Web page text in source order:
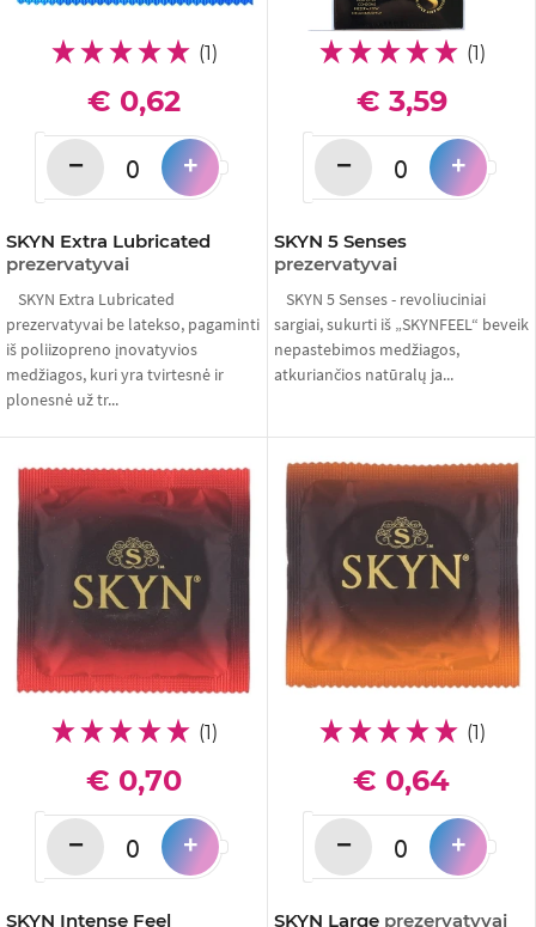
(1)
SKYN Extra Lubricated
prezervatyvai
€ 0,62
− +
SKYN Extra Lubricated
prezervatyvai be latekso, pagaminti
iš poliizopreno įnovatyvios
medžiagos, kuri yra tvirtesnė ir
plonesnė už tr...
(1)
SKYN 5 Senses
prezervatyvai
€ 3,59
− +
SKYN 5 Senses - revoliuciniai
sargiai, sukurti iš „SKYNFEEL“ beveik
nepastebimos medžiagos,
atkuriančios natūralų ja...
(1)
SKYN Intense Feel
€ 0,70
− +
(1)
SKYN Large prezervatyvai
€ 0,64
− +